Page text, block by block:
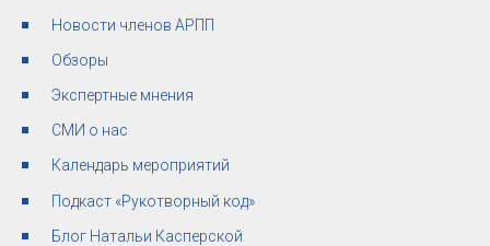
Новости членов АРПП
Обзоры
Экспертные мнения
СМИ о нас
Календарь мероприятий
Подкаст «Рукотворный код»
Блог Натальи Касперской